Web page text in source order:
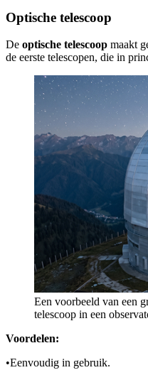
Optische telescoop
De optische telescoop maakt
de eerste telescopen, die in
Een voorbeeld van een
telescoop in een
Voordelen:
•Eenvoudig in gebruik.